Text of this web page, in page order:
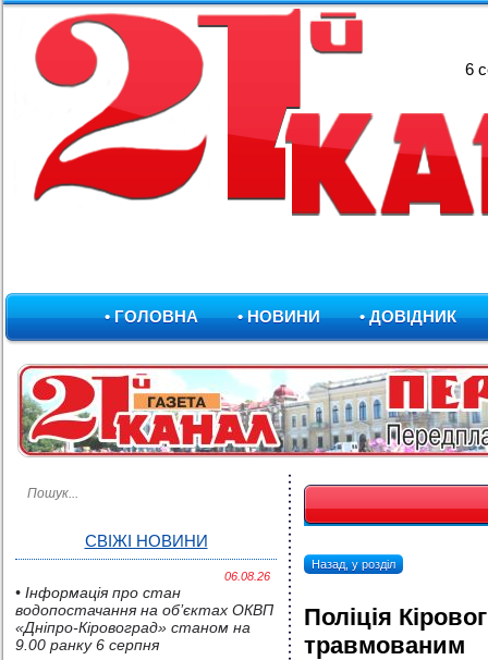
6
• ГОЛОВНА • НОВИНИ • ДОВІДНИК
СВІЖІ НОВИНИ
06.08.26
• Інформація про стан
водопостачання на об’єктах ОКВП
«Дніпро-Кіровоград» станом на
9.00 ранку 6 серпня
Назад, у розділ
Поліція
травмованим